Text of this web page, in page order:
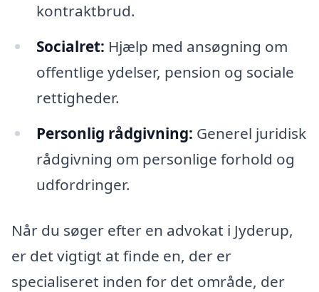
kontraktbrud.
Socialret: Hjælp med ansøgning om
offentlige ydelser, pension og sociale
rettigheder.
Personlig rådgivning: Generel juridisk
rådgivning om personlige forhold og
udfordringer.
Når du søger efter en advokat i Jyderup,
er det vigtigt at finde en, der er
specialiseret inden for det område, der